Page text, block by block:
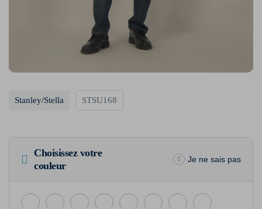
Stanley/Stella STSU168
Choisissez votre
couleur
Je ne sais pas